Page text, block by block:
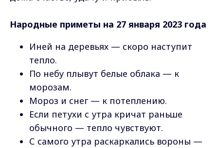
Народные приметы на 27 января 2023 года
Иней на деревьях — скоро наступит
тепло.
По небу плывут белые облака — к
морозам.
Мороз и снег — к потеплению.
Если петухи с утра кричат раньше
обычного — тепло чувствуют.
С самого утра раскаркались вороны —